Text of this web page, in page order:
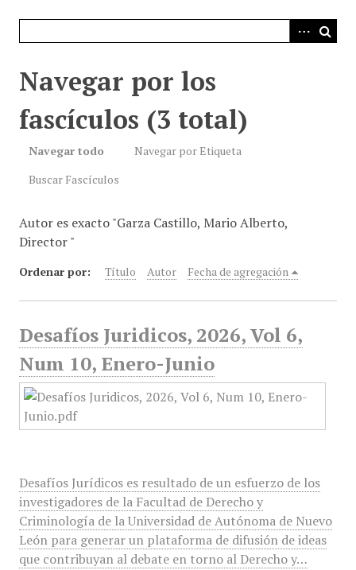
Navegar por los
fascículos (3 total)
Navegar todo
Navegar por Etiqueta
Buscar Fascículos
Autor es exacto "Garza Castillo, Mario Alberto,
Director "
Ordenar por: Título Autor Fecha de agregación
Desafíos Juridicos, 2026, Vol 6,
Num 10, Enero-Junio
Desafíos Jurídicos es resultado de un esfuerzo de los
investigadores de la Facultad de Derecho y
Criminología de la Universidad de Autónoma de Nuevo
León para generar un plataforma de difusión de ideas
que contribuyan al debate en torno al Derecho y…